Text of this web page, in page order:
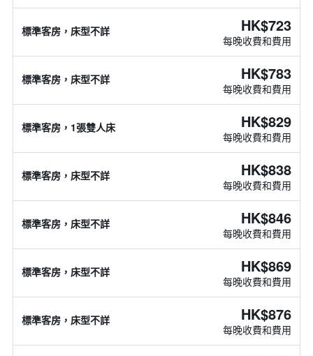
標準客房，床型不詳 HK$723
每晚收費和費用
標準客房，床型不詳 HK$783
每晚收費和費用
標準客房，1張雙人床 HK$829
每晚收費和費用
標準客房，床型不詳 HK$838
每晚收費和費用
標準客房，床型不詳 HK$846
每晚收費和費用
標準客房，床型不詳 HK$869
每晚收費和費用
標準客房，床型不詳 HK$876
每晚收費和費用